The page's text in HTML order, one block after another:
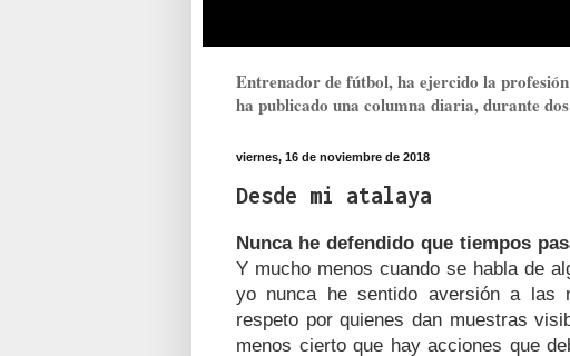
Entrenador de fútbol, ha ejercido la
ha publicado una columna diaria, durante
viernes, 16 de noviembre de 2018
Desde mi atalaya
Nunca he defendido que tiempos
Y mucho menos cuando se habla de
yo nunca he sentido aversión a las
respeto por quienes dan muestras
menos cierto que hay acciones que